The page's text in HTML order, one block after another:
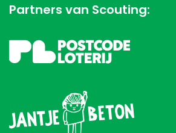
Partners van Scouting: